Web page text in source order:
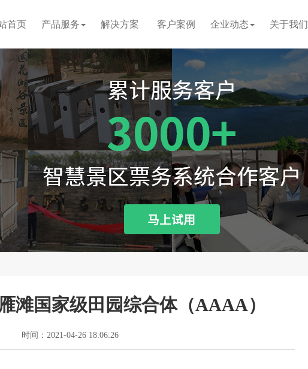
首页 产品服务 解决方案 客户案例 企业动态 关于我们
滩国家级田园综合体（AAAA）
时间：2021-04-26 18:06:26